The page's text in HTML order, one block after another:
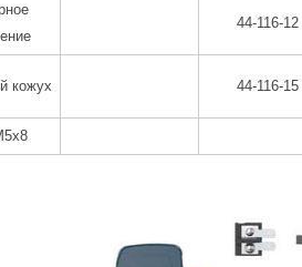
44-116-12
кожух 44-116-15